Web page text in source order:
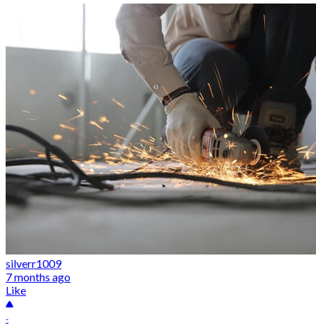
silverr1009
7 months ago
Like
-